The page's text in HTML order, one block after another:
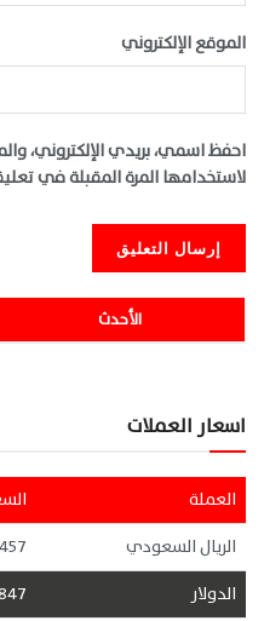
الموقع الإلكتروني
احفظ اسمي، بريدي الإلكتروني،
لاستخدامها المرة المقبلة في
الأحدث
اسعار العملات
العملة
الريال السعودي
الدولار